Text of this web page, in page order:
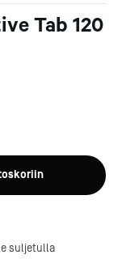
Tab 120
suljetulla